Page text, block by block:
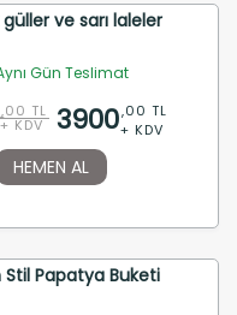
ve sarı laleler
Gün Teslimat
,00 TL
+ KDV 3900,00 TL
+ KDV
HEMEN AL
Papatya Buketi